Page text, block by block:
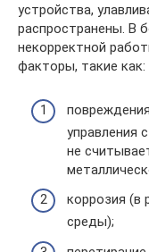
устройства,
распространены. В
некорректной
факторы, такие как:
управления
не
коррозия (в
среды);